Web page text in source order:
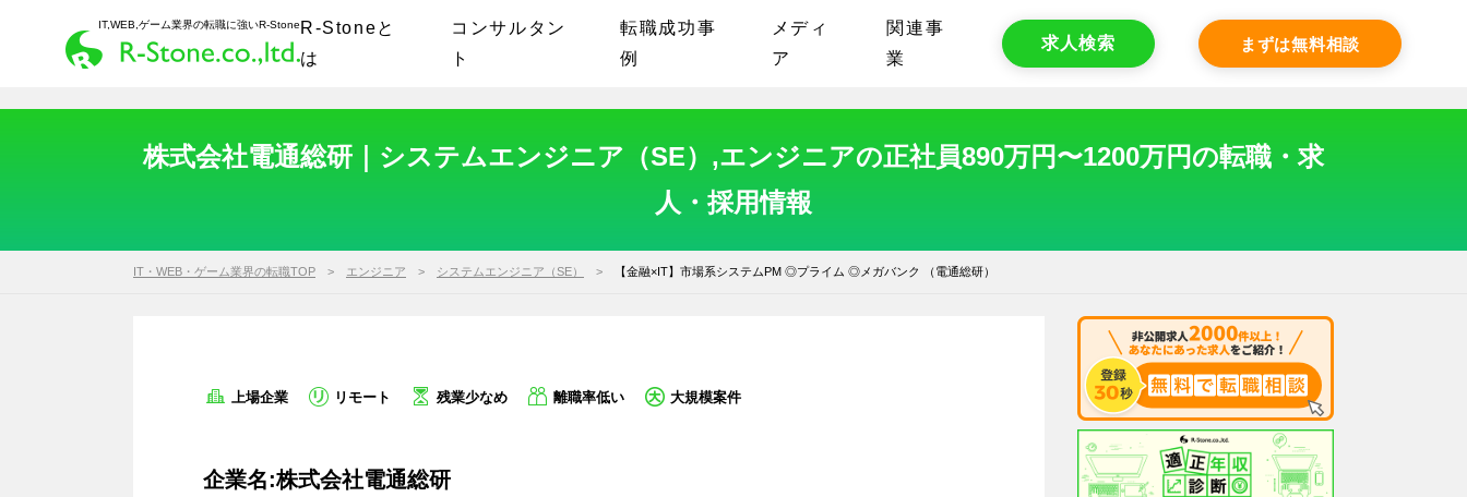
IT,WEB,ゲーム業界の転職に強いR-Stone R-Stoneと
は
コンサルタン
ト
転職成功事
例
メディ
ア
関連事
業
求人検索 まずは無料相談
株式会社電通総研｜システムエンジニア（SE）,エンジニアの正社員890万円〜1200万円の転職・求
人・採用情報
IT・WEB・ゲーム業界の転職TOP エンジニア システムエンジニア（SE） 【金融×IT】市場系システムPM ◎プライム ◎メガバンク （電通総研）
上場企業 リモート 残業少なめ 離職率低い 大規模案件
企業名:株式会社電通総研